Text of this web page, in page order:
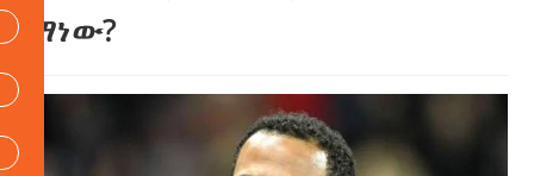
ማነው?